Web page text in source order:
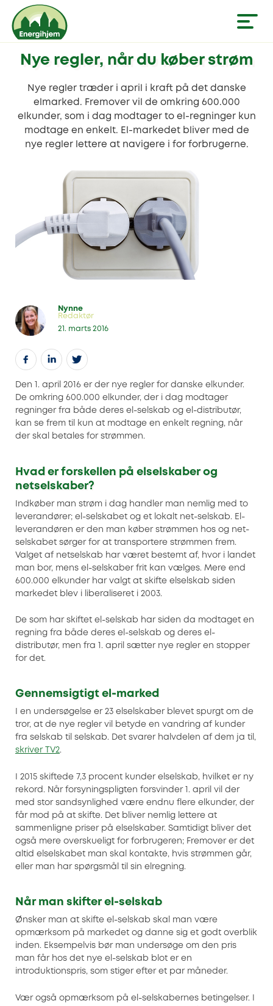
Nye regler, når du køber strøm
Nye regler træder i april i kraft på det danske
elmarked. Fremover vil de omkring 600.000
elkunder, som i dag modtager to el-regninger kun
modtage en enkelt. El-markedet bliver med de
nye regler lettere at navigere i for forbrugerne.
Nynne
Redaktør
21. marts 2016
Den 1. april 2016 er der nye regler for danske elkunder.
De omkring 600.000 elkunder, der i dag modtager
regninger fra både deres el-selskab og el-distributør,
kan se frem til kun at modtage en enkelt regning, når
der skal betales for strømmen.
Hvad er forskellen på elselskaber og
netselskaber?
Indkøber man strøm i dag handler man nemlig med to
leverandører; el-selskabet og et lokalt net-selskab. El-
leverandøren er den man køber strømmen hos og net-
selskabet sørger for at transportere strømmen frem.
Valget af netselskab har været bestemt af, hvor i landet
man bor, mens el-selskaber frit kan vælges. Mere end
600.000 elkunder har valgt at skifte elselskab siden
markedet blev i liberaliseret i 2003.
De som har skiftet el-selskab har siden da modtaget en
regning fra både deres el-selskab og deres el-
distributør, men fra 1. april sætter nye regler en stopper
for det.
Gennemsigtigt el-marked
I en undersøgelse er 23 elselskaber blevet spurgt om de
tror, at de nye regler vil betyde en vandring af kunder
fra selskab til selskab. Det svarer halvdelen af dem ja til,
skriver TV2.
I 2015 skiftede 7,3 procent kunder elselskab, hvilket er ny
rekord. Når forsyningspligten forsvinder 1. april vil der
med stor sandsynlighed være endnu flere elkunder, der
får mod på at skifte. Det bliver nemlig lettere at
sammenligne priser på elselskaber. Samtidigt bliver det
også mere overskueligt for forbrugeren; Fremover er det
altid elselskabet man skal kontakte, hvis strømmen går,
eller man har spørgsmål til sin elregning.
Når man skifter el-selskab
Ønsker man at skifte el-selskab skal man være
opmærksom på markedet og danne sig et godt overblik
inden. Eksempelvis bør man undersøge om den pris
man får hos det nye el-selskab blot er en
introduktionspris, som stiger efter et par måneder.
Vær også opmærksom på el-selskabernes betingelser. I